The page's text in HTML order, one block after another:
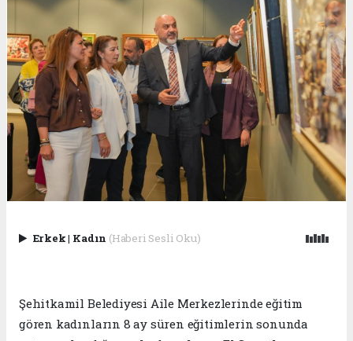
Erkek| Kadın (Haberi Sesli Oku)
Şehitkamil Belediyesi Aile Merkezlerinde eğitim
gören kadınların 8 ay süren eğitimlerin sonunda